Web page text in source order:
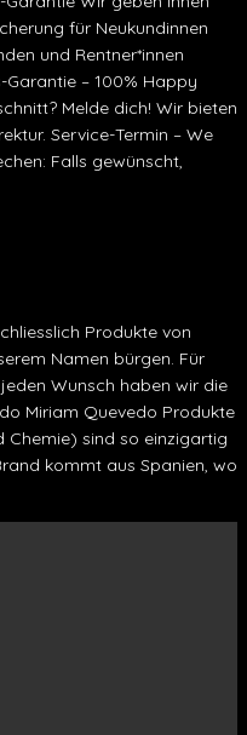
für Neukundinnen
und Rentner*innen
– 100% Happy
Melde dich! Wir bieten
Service-Termin – We
Falls gewünscht,
Produkte von
Namen bürgen. Für
Wunsch haben wir die
Miriam Quevedo Produkte
Chemie) sind so einzigartig
kommt aus Spanien, wo